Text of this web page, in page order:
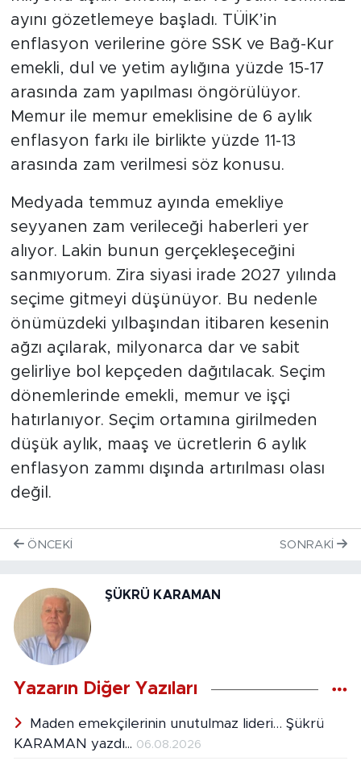
ayını gözetlemeye başladı. TÜİK’in
enflasyon verilerine göre SSK ve Bağ-Kur
emekli, dul ve yetim aylığına yüzde 15-17
arasında zam yapılması öngörülüyor.
Memur ile memur emeklisine de 6 aylık
enflasyon farkı ile birlikte yüzde 11-13
arasında zam verilmesi söz konusu.
Medyada temmuz ayında emekliye
seyyanen zam verileceği haberleri yer
alıyor. Lakin bunun gerçekleşeceğini
sanmıyorum. Zira siyasi irade 2027 yılında
seçime gitmeyi düşünüyor. Bu nedenle
önümüzdeki yılbaşından itibaren kesenin
ağzı açılarak, milyonarca dar ve sabit
gelirliye bol kepçeden dağıtılacak. Seçim
dönemlerinde emekli, memur ve işçi
hatırlanıyor. Seçim ortamına girilmeden
düşük aylık, maaş ve ücretlerin 6 aylık
enflasyon zammı dışında artırılması olası
değil.
ÖNCEKI SONRAKI
ŞÜKRÜ KARAMAN
Yazarın Diğer Yazıları
Maden emekçilerinin unutulmaz lideri… Şükrü
KARAMAN yazdı... 06.08.2026